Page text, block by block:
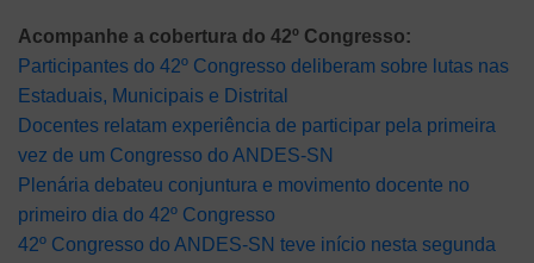
Acompanhe a cobertura do 42º Congresso:
Participantes do 42º Congresso deliberam sobre lutas nas
Estaduais, Municipais e Distrital
Docentes relatam experiência de participar pela primeira
vez de um Congresso do ANDES-SN
Plenária debateu conjuntura e movimento docente no
primeiro dia do 42º Congresso
42º Congresso do ANDES-SN teve início nesta segunda